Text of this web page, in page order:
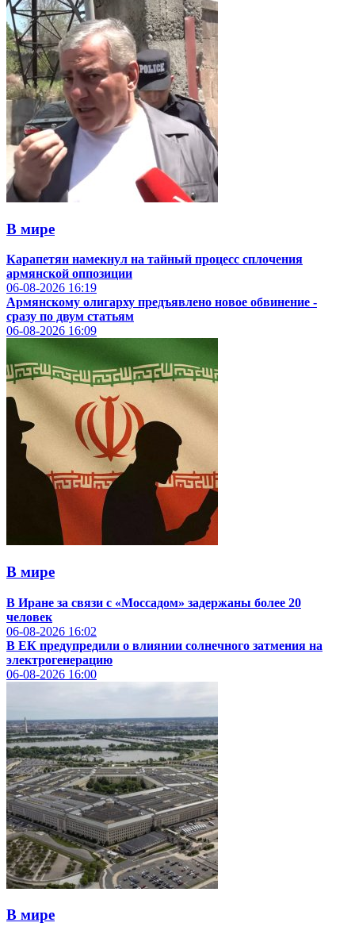
В мире
Карапетян намекнул на тайный процесс сплочения
армянской оппозиции
06-08-2026 16:19
Армянскому олигарху предъявлено новое обвинение -
сразу по двум статьям
06-08-2026 16:09
В мире
В Иране за связи с «Моссадом» задержаны более 20
человек
06-08-2026 16:02
В ЕК предупредили о влиянии солнечного затмения на
электрогенерацию
06-08-2026 16:00
В мире